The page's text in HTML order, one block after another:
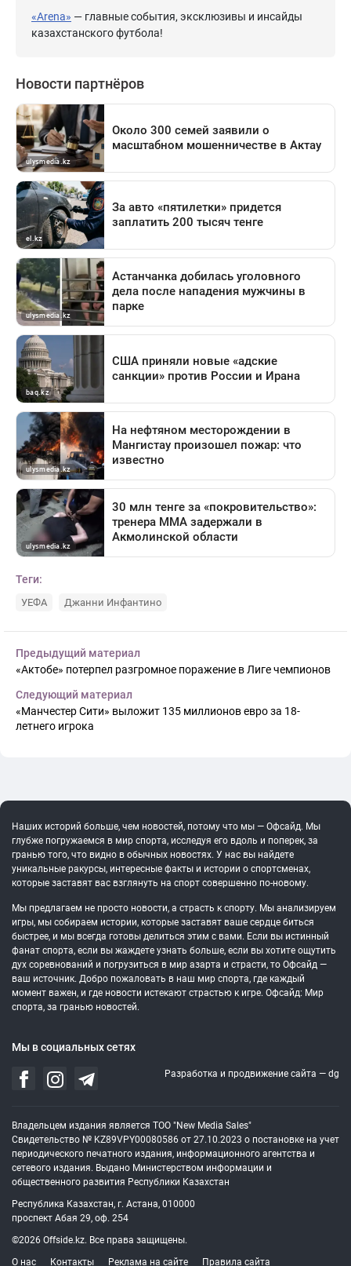
«Arena» — главные события, эксклюзивы и инсайды
казахстанского футбола!
Теги:
УЕФА Джанни Инфантино
Предыдущий материал
«Актобе» потерпел разгромное поражение в Лиге чемпионов
Следующий материал
«Манчестер Сити» выложит 135 миллионов евро за 18-
летнего игрока
Наших историй больше, чем новостей, потому что мы — Офсайд. Мы
глубже погружаемся в мир спорта, исследуя его вдоль и поперек, за
гранью того, что видно в обычных новостях. У нас вы найдете
уникальные ракурсы, интересные факты и истории о спортсменах,
которые заставят вас взглянуть на спорт совершенно по-новому.
Мы предлагаем не просто новости, а страсть к спорту. Мы анализируем
игры, мы собираем истории, которые заставят ваше сердце биться
быстрее, и мы всегда готовы делиться этим с вами. Если вы истинный
фанат спорта, если вы жаждете узнать больше, если вы хотите ощутить
дух соревнований и погрузиться в мир азарта и страсти, то Офсайд —
ваш источник. Добро пожаловать в наш мир спорта, где каждый
момент важен, и где новости истекают страстью к игре. Офсайд: Мир
спорта, за гранью новостей.
Мы в социальных сетях
Разработка и продвижение сайта — dg
Владельцем издания является ТОО "New Media Sales"
Свидетельство № KZ89VPY00080586 от 27.10.2023 о постановке на учет
периодического печатного издания, информационного агентства и
сетевого издания. Выдано Министерством информации и
общественного развития Республики Казахстан
Республика Казахстан, г. Астана, 010000
проспект Абая 29, оф. 254
©2026 Offside.kz. Все права защищены.
О нас
Контакты Реклама на сайте Правила сайта